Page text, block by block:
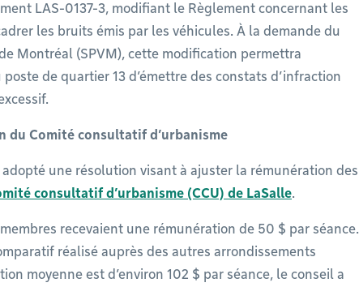
LAS-0137-3, modifiant le Règlement concernant les
les bruits émis par les véhicules. À la demande du
Montréal (SPVM), cette modification permettra
de quartier 13 d’émettre des constats d’infraction
du Comité consultatif d’urbanisme
une résolution visant à ajuster la rémunération des
consultatif d’urbanisme (CCU) de LaSalle.
recevaient une rémunération de 50 $ par séance.
réalisé auprès des autres arrondissements
moyenne est d’environ 102 $ par séance, le conseil a